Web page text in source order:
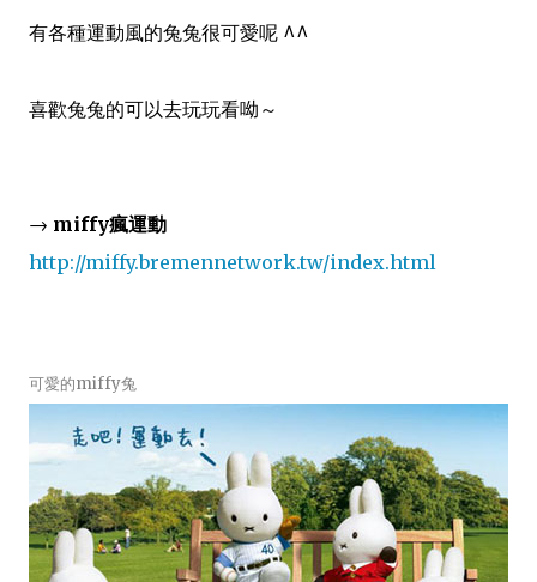
有各種運動風的兔兔很可愛呢 ^^
喜歡兔兔的可以去玩玩看呦～
→ miffy瘋運動
http://miffy.bremennetwork.tw/index.html
可愛的miffy兔